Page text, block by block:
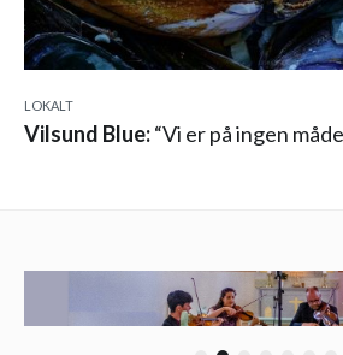
LOKALT
Vilsund Blue:“Vi er på ingen